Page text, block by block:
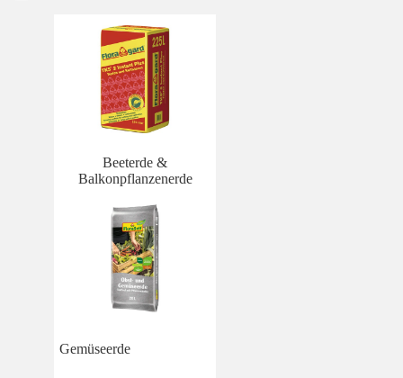
Beeterde &
Balkonpflanzenerde
Gemüseerde